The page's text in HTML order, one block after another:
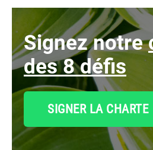
signez notre
des 8 défis
SIGNER LA CHARTE